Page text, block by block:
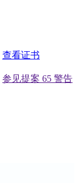
查看证书
参见提案 65 警告